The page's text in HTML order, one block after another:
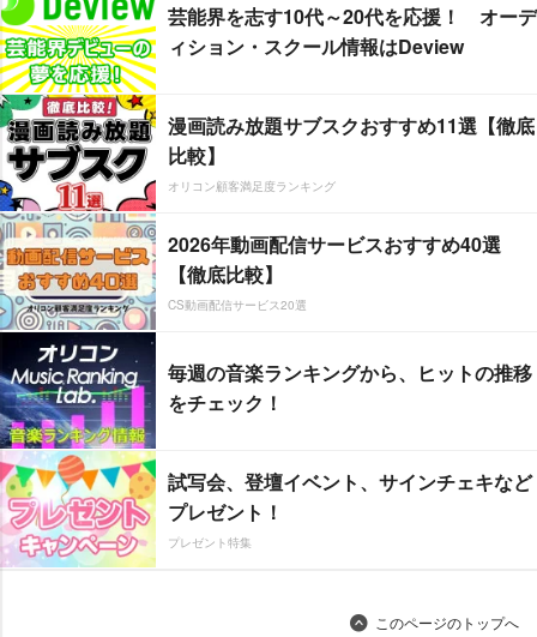
芸能界を志す10代～20代を応援！ オーデ
ィション・スクール情報はDeview
漫画読み放題サブスクおすすめ11選【徹底
比較】
オリコン顧客満足度ランキング
2026年動画配信サービスおすすめ40選
【徹底比較】
CS動画配信サービス20選
毎週の音楽ランキングから、ヒットの推移
をチェック！
試写会、登壇イベント、サインチェキなど
プレゼント！
プレゼント特集
このページのトップへ